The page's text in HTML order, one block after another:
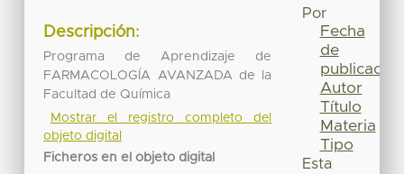
Descripción:
Programa de Aprendizaje de
FARMACOLOGÍA AVANZADA de la
Facultad de Química
Mostrar el registro completo del
objeto digital
Ficheros en el objeto digital
Por
Fecha
de
publicación
Autor
Título
Materia
Tipo
Esta